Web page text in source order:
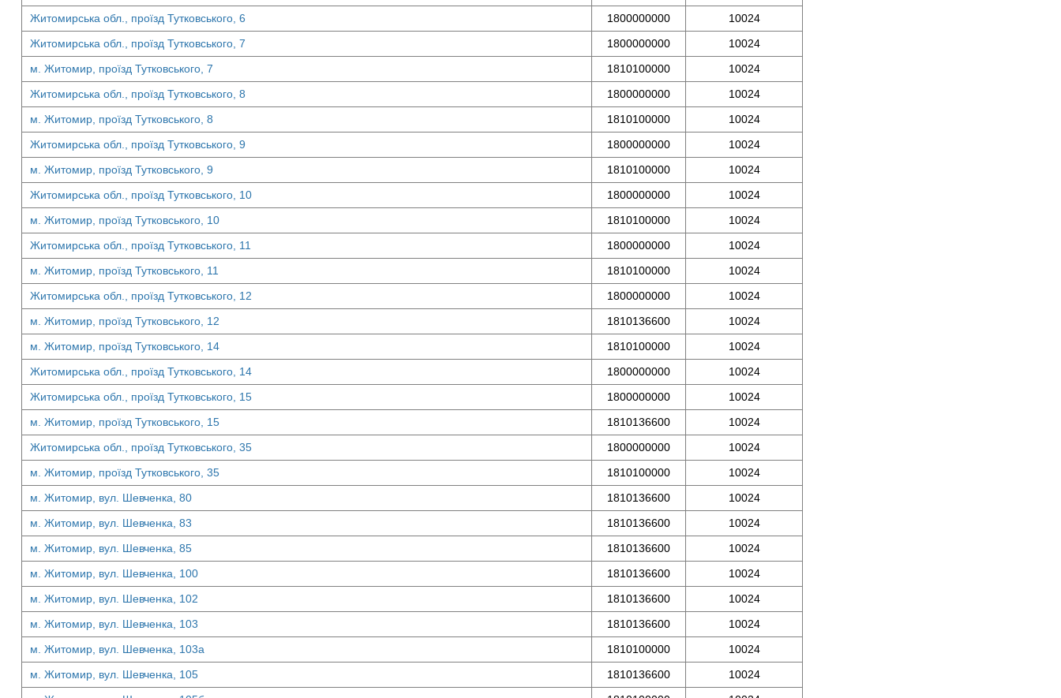
Житомирська обл., проїзд Тутковського, 6
1800000000
10024
Житомирська обл., проїзд Тутковського, 7
1800000000
10024
м. Житомир, проїзд Тутковського, 7
1810100000
10024
Житомирська обл., проїзд Тутковського, 8
1800000000
10024
м. Житомир, проїзд Тутковського, 8
1810100000
10024
Житомирська обл., проїзд Тутковського, 9
1800000000
10024
м. Житомир, проїзд Тутковського, 9
1810100000
10024
Житомирська обл., проїзд Тутковського, 10
1800000000
10024
м. Житомир, проїзд Тутковського, 10
1810100000
10024
Житомирська обл., проїзд Тутковського, 11
1800000000
10024
м. Житомир, проїзд Тутковського, 11
1810100000
10024
Житомирська обл., проїзд Тутковського, 12
1800000000
10024
м. Житомир, проїзд Тутковського, 12
1810136600
10024
м. Житомир, проїзд Тутковського, 14
1810100000
10024
Житомирська обл., проїзд Тутковського, 14
1800000000
10024
Житомирська обл., проїзд Тутковського, 15
1800000000
10024
м. Житомир, проїзд Тутковського, 15
1810136600
10024
Житомирська обл., проїзд Тутковського, 35
1800000000
10024
м. Житомир, проїзд Тутковського, 35
1810100000
10024
м. Житомир, вул. Шевченка, 80
1810136600
10024
м. Житомир, вул. Шевченка, 83
1810136600
10024
м. Житомир, вул. Шевченка, 85
1810136600
10024
м. Житомир, вул. Шевченка, 100
1810136600
10024
м. Житомир, вул. Шевченка, 102
1810136600
10024
м. Житомир, вул. Шевченка, 103
1810136600
10024
м. Житомир, вул. Шевченка, 103а
1810100000
10024
м. Житомир, вул. Шевченка, 105
1810136600
10024